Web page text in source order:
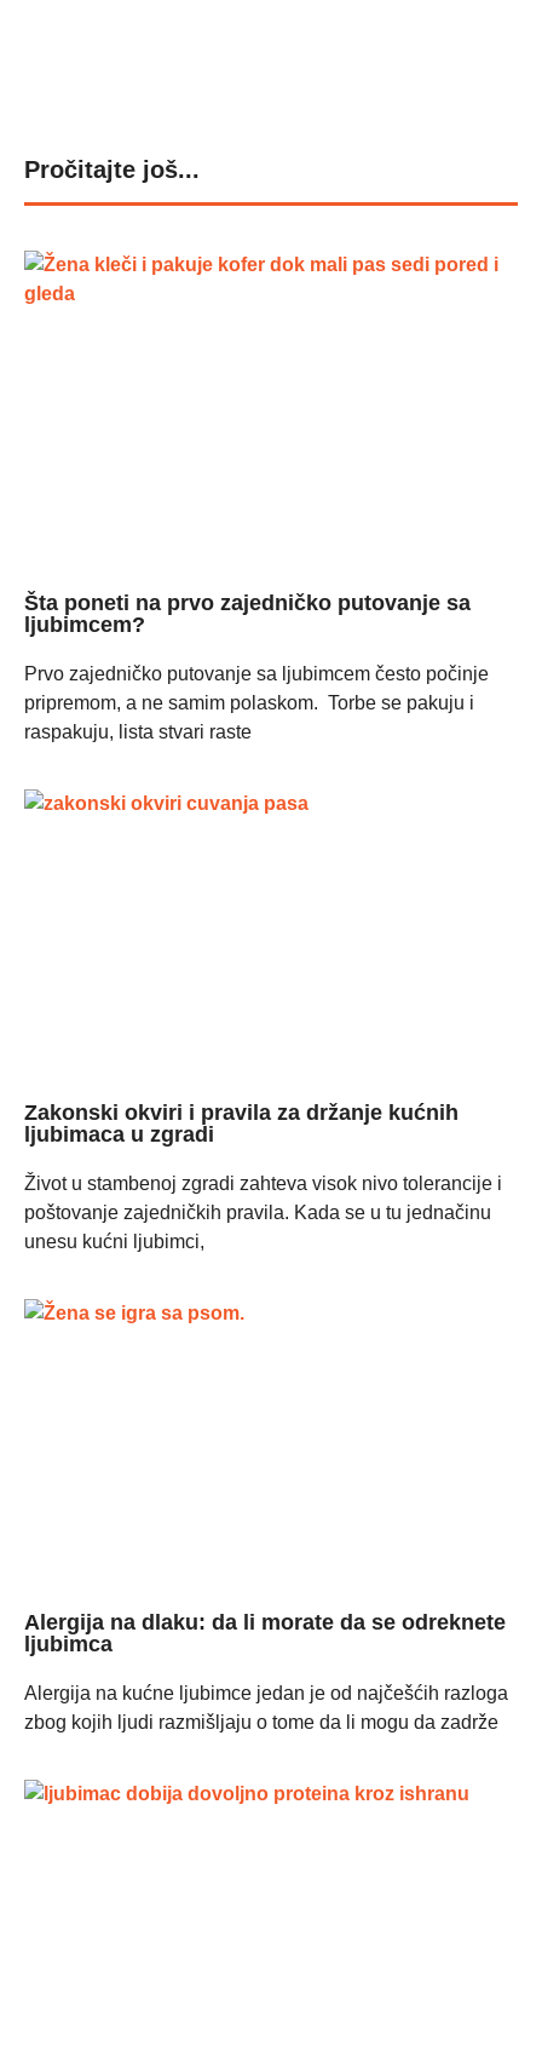
Pročitajte još...
Šta poneti na prvo zajedničko putovanje sa
ljubimcem?
Prvo zajedničko putovanje sa ljubimcem često počinje
pripremom, a ne samim polaskom. Torbe se pakuju i
raspakuju, lista stvari raste
Zakonski okviri i pravila za držanje kućnih
ljubimaca u zgradi
Život u stambenoj zgradi zahteva visok nivo tolerancije i
poštovanje zajedničkih pravila. Kada se u tu jednačinu
unesu kućni ljubimci,
Alergija na dlaku: da li morate da se odreknete
ljubimca
Alergija na kućne ljubimce jedan je od najčešćih razloga
zbog kojih ljudi razmišljaju o tome da li mogu da zadrže